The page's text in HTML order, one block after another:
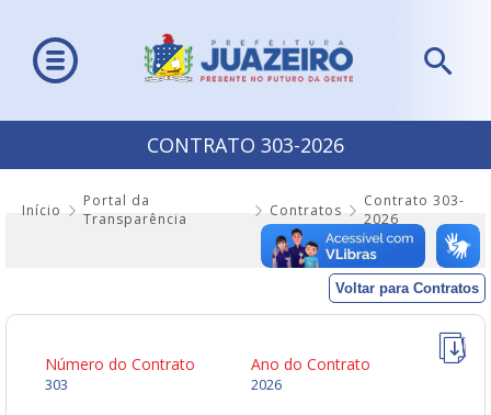
CONTRATO 303-2026
Início
Portal da
Transparência
Contratos
Contrato 303-
2026
Voltar para Contratos
Número do Contrato
303
Ano do Contrato
2026